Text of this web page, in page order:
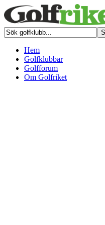
Hem
Golfklubbar
Golfforum
Om Golfriket